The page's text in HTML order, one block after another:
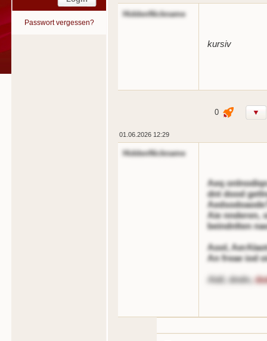
Passwort vergessen?
HiddenNickname
kursiv
▼
0
01.06.2026 12:29
HiddenNickname
Aeq
dnt dood
Aie nnderen,
beindnlten
Aool,
An freae iod
Aidi ,dndn,